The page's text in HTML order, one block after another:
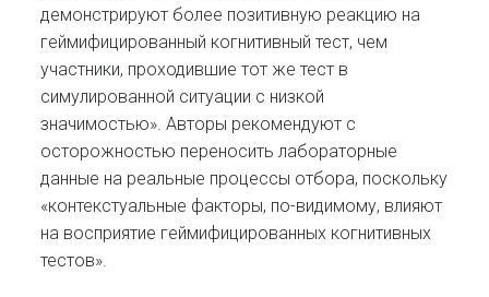
демонстрируют более позитивную реакцию на
геймифицированный когнитивный тест, чем
участники, проходившие тот же тест в
симулированной ситуации с низкой
значимостью». Авторы рекомендуют с
осторожностью переносить лабораторные
данные на реальные процессы отбора, поскольку
«контекстуальные факторы, по-видимому, влияют
на восприятие геймифицированных когнитивных
тестов».